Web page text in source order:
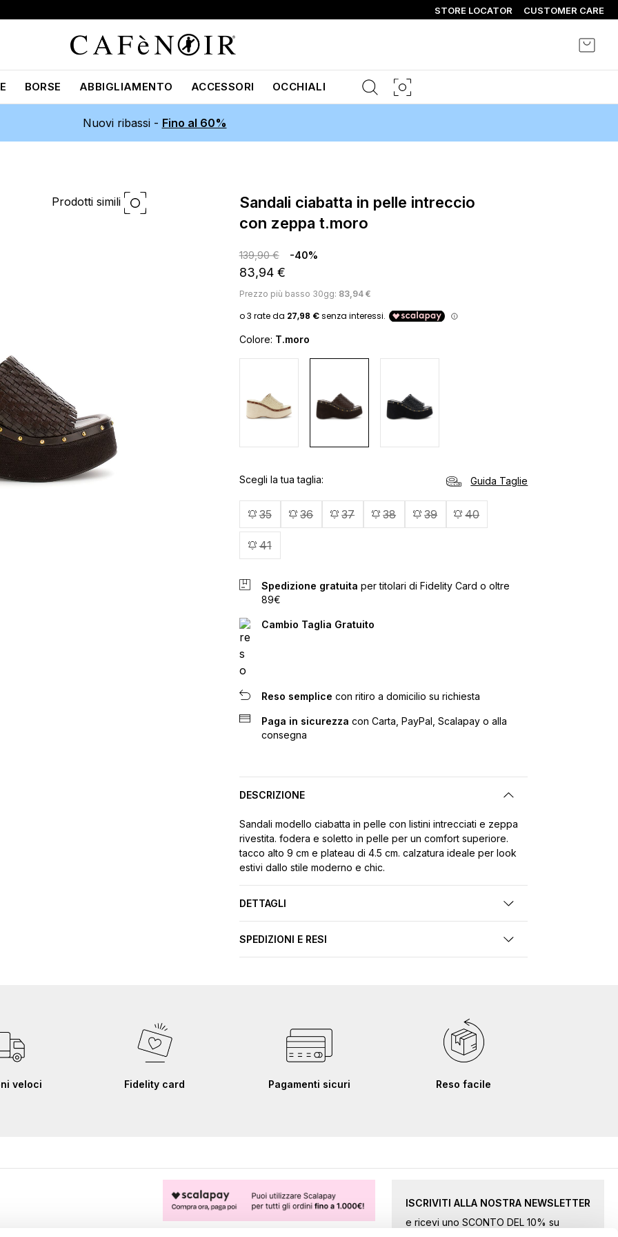
STORE LOCATOR CUSTOMER CARE
BORSE ABBIGLIAMENTO ACCESSORI OCCHIALI
Nuovi ribassi - Fino al 60%
Prodotti simili
sandali ciabatta in pelle intreccio
con zeppa t.moro
139,90 € -40%
83,94 €
Prezzo più basso 30gg: 83,94 €
Colore: T.moro
Scegli la tua taglia
35 36 37 38 39 40
41
Guida Taglie
Spedizione gratuita per titolari di Fidelity Card o oltre
89€
Cambio Taglia Gratuito
Reso semplice con ritiro a domicilio su richiesta
Paga in sicurezza con Carta, PayPal, Scalapay o alla
consegna
DESCRIZIONE
Sandali modello ciabatta in pelle con listini intrecciati e zeppa
rivestita. fodera e soletto in pelle per un comfort superiore.
tacco alto 9 cm e plateau di 4.5 cm. calzatura ideale per look
estivi dallo stile moderno e chic.
DETTAGLI
SPEDIZIONI E RESI
veloci Fidelity card Pagamenti sicuri Reso facile
ISCRIVITI ALLA NOSTRA NEWSLETTER
e ricevi uno SCONTO DEL 10% su